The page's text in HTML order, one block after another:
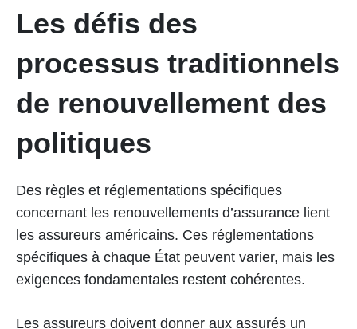
Les défis des
processus traditionnels
de renouvellement des
politiques
Des règles et réglementations spécifiques
concernant les renouvellements d’assurance lient
les assureurs américains. Ces réglementations
spécifiques à chaque État peuvent varier, mais les
exigences fondamentales restent cohérentes.
Les assureurs doivent donner aux assurés un